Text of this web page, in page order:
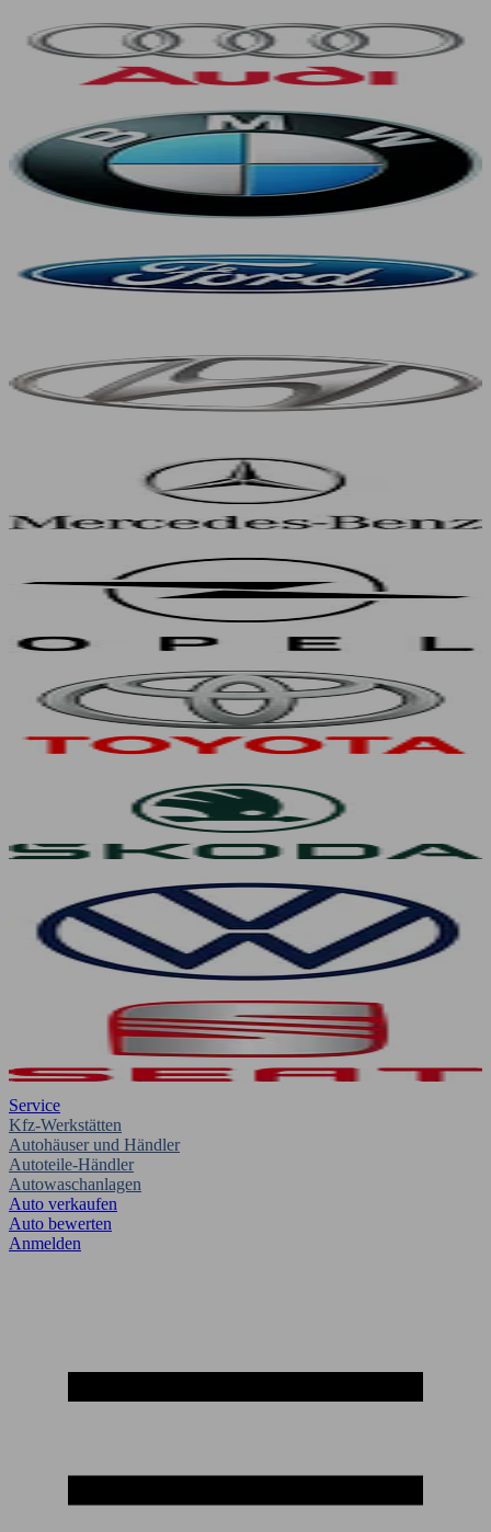
Service
Kfz-Werkstätten
Autohäuser und Händler
Autoteile-Händler
Autowaschanlagen
Auto verkaufen
Auto bewerten
Anmelden